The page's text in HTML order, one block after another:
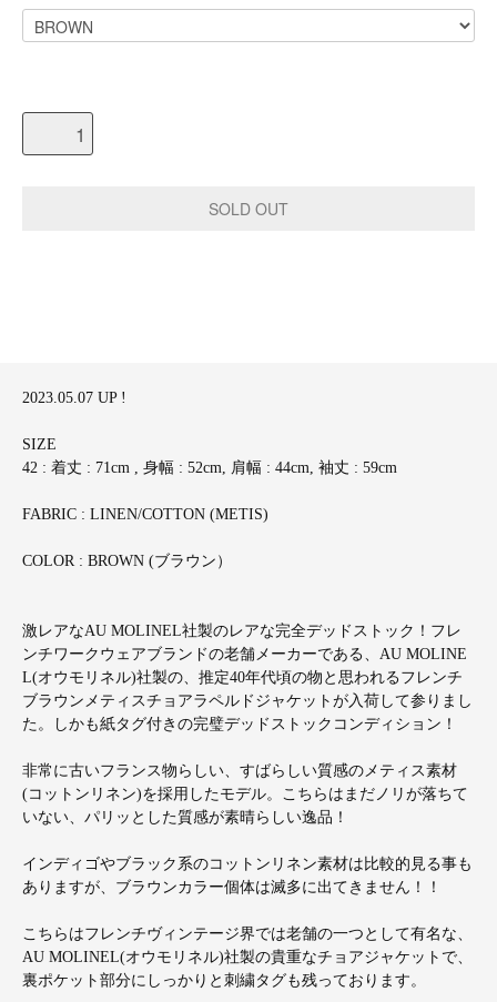
2023.05.07 UP !
SIZE
42 : 着丈 : 71cm , 身幅 : 52cm, 肩幅 : 44cm, 袖丈 : 59cm
FABRIC : LINEN/COTTON (METIS)
COLOR : BROWN (ブラウン）
激レアなAU MOLINEL社製のレアな完全デッドストック！フレ
ンチワークウェアブランドの老舗メーカーである、AU MOLINE
L(オウモリネル)社製の、推定40年代頃の物と思われるフレンチ
ブラウンメティスチョアラペルドジャケットが入荷して参りまし
た。しかも紙タグ付きの完璧デッドストックコンディション！
非常に古いフランス物らしい、すばらしい質感のメティス素材
(コットンリネン)を採用したモデル。こちらはまだノリが落ちて
いない、パリッとした質感が素晴らしい逸品！
インディゴやブラック系のコットンリネン素材は比較的見る事も
ありますが、ブラウンカラー個体は滅多に出てきません！！
こちらはフレンチヴィンテージ界では老舗の一つとして有名な、
AU MOLINEL(オウモリネル)社製の貴重なチョアジャケットで、
裏ポケット部分にしっかりと刺繍タグも残っております。